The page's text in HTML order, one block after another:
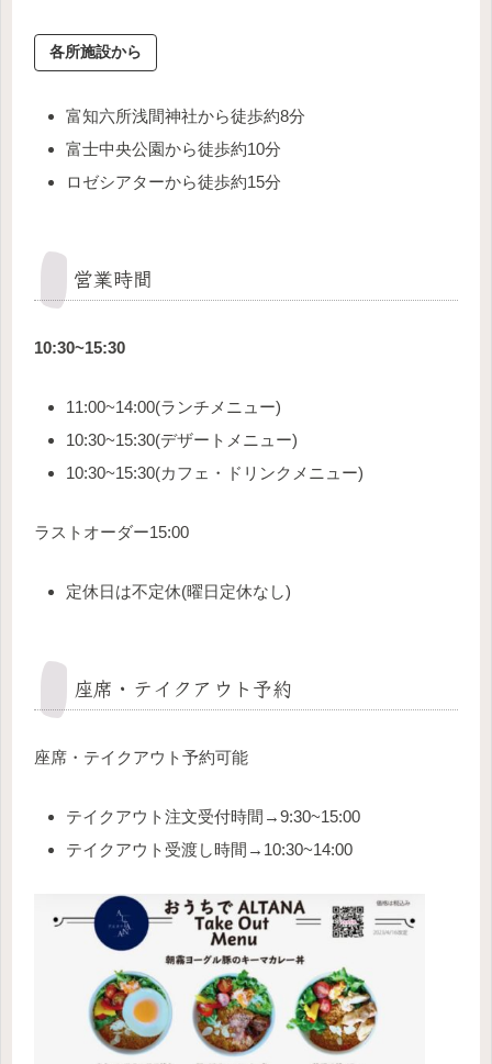
各所施設から
富知六所浅間神社から徒歩約8分
富士中央公園から徒歩約10分
ロゼシアターから徒歩約15分
営業時間
10:30~15:30
11:00~14:00(ランチメニュー)
10:30~15:30(デザートメニュー)
10:30~15:30(カフェ・ドリンクメニュー)
ラストオーダー15:00
定休日は不定休(曜日定休なし)
座席・テイクアウト予約
座席・テイクアウト予約可能
テイクアウト注文受付時間→9:30~15:00
テイクアウト受渡し時間→10:30~14:00